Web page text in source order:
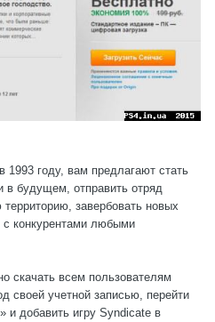
году, вам предлагают стать
в будущем, отправить отряд
территорию, завербовать новых
с конкурентами любыми
скачать всем пользователям
своей учетной записью, перейти
и добавить игру Syndicate в